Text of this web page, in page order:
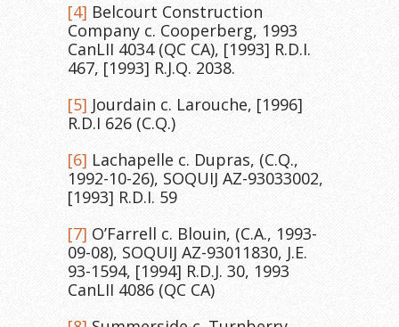
[4] Belcourt Construction
Company c. Cooperberg, 1993
CanLII 4034 (QC CA), [1993] R.D.I.
467, [1993] R.J.Q. 2038.
[5] Jourdain c. Larouche, [1996]
R.D.I 626 (C.Q.)
[6] Lachapelle c. Dupras, (C.Q.,
1992-10-26), SOQUIJ AZ-93033002,
[1993] R.D.I. 59
[7] O’Farrell c. Blouin, (C.A., 1993-
09-08), SOQUIJ AZ-93011830, J.E.
93-1594, [1994] R.D.J. 30, 1993
CanLII 4086 (QC CA)